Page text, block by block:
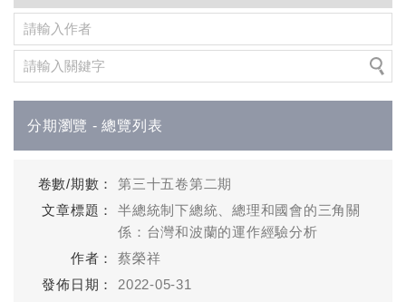
分期瀏覽 - 總覽列表
第三十五卷第二期
半總統制下總統、總理和國會的三角關
係：台灣和波蘭的運作經驗分析
蔡榮祥
2022-05-31